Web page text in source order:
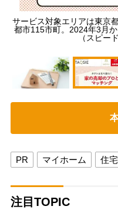
サービス対象エリアは東京
都市115市町。2024年3月
（スピー
PR マイホーム 住
注目TOPIC